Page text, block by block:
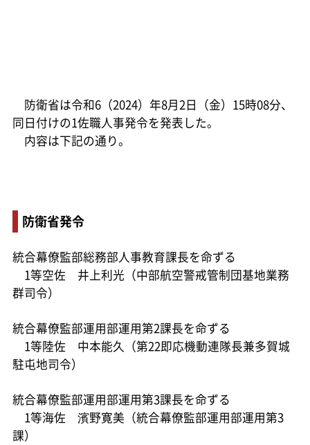
防衛省は令和6（2024）年8月2日（金）15時08分、
同日付けの1佐職人事発令を発表した。
内容は下記の通り。
防衛省発令
統合幕僚監部総務部人事教育課長を命ずる
1等空佐 井上利光（中部航空警戒管制団基地業務
群司令）
統合幕僚監部運用部運用第2課長を命ずる
1等陸佐 中本能久（第22即応機動連隊長兼多賀城
駐屯地司令）
統合幕僚監部運用部運用第3課長を命ずる
1等海佐 濱野寛美（統合幕僚監部運用部運用第3
課）